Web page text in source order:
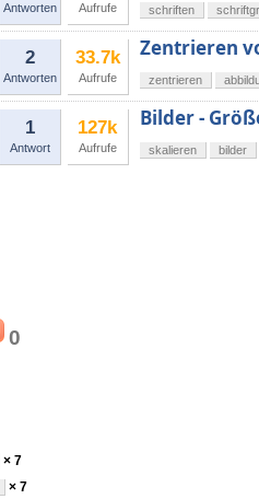
Antworten Aufrufe schriften
2
Antworten
33.7k
Aufrufe
Zentrieren
zentrieren
1
Antwort
127k
Aufrufe
Bilder -
skalieren bilder
0
× 7
× 7